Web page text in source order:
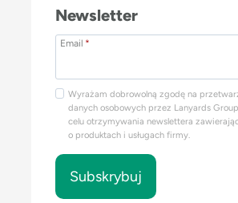
Newsletter
Email *
Wyrażam dobrowolną zgodę na
danych osobowych przez Lanyards
celu otrzymywania newslettera
o produktach i usługach firmy.
Subskrybuj